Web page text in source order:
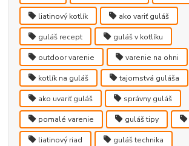
liatinový kotlík ako variť guláš
guláš recept guláš v kotlíku
outdoor varenie varenie na ohni
kotlík na guláš tajomstvá guláša
ako uvariť guláš správny guláš
pomalé varenie guláš tipy
liatinový riad guláš technika